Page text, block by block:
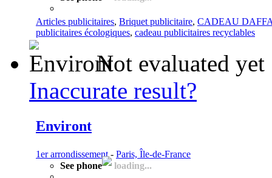
Articles publicitaires, Briquet publicitaire, CADEAU
publicitaires écologiques, cadeau publicitaires recyclables
Not evaluated yet
Inaccurate result?
Environt
1er arrondissement- Paris, Île-de-France
See phone
loading...